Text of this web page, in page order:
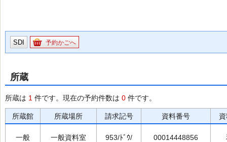
SDI 予約かごへ
所蔵
所蔵は 1 件です。現在の予約件数は 0 件です。
所蔵館 所蔵場所 請求記号 資料番号
一般 一般資料室 953/ﾄﾞｳ/ 00014448856